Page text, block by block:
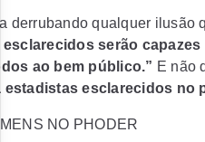
derrubando qualquer ilusão
serão
ao bem público.” E não
estadistas esclarecidos no
NO PHODER